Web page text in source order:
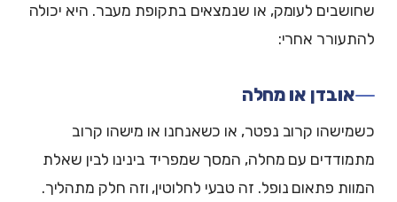
שחושבים לעומק, או שנמצאים בתקופת מעבר. היא יכולה
להתעורר אחרי:
אובדן או מחלה
כשמישהו קרוב נפטר, או כשאנחנו או מישהו קרוב
מתמודדים עם מחלה, המסך שמפריד בינינו לבין שאלת
המוות פתאום נופל. זה טבעי לחלוטין, וזה חלק מתהליך.